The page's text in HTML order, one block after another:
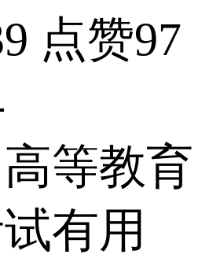
点赞97
等教育
有用